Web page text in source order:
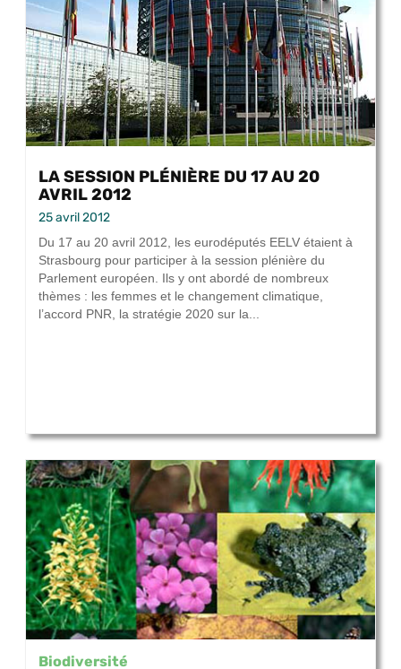
LA SESSION PLÉNIÈRE DU 17 AU 20
AVRIL 2012
25 avril 2012
Du 17 au 20 avril 2012, les eurodéputés EELV étaient à
Strasbourg pour participer à la session plénière du
Parlement européen. Ils y ont abordé de nombreux
thèmes : les femmes et le changement climatique,
l’accord PNR, la stratégie 2020 sur la...
Biodiversité